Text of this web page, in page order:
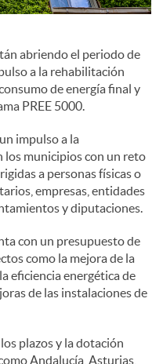
abriendo el periodo de
a la rehabilitación
de energía final y
PREE 5000.
impulso a la
los municipios con un reto
a personas físicas o
empresas, entidades
y diputaciones.
con un presupuesto de
como la mejora de la
eficiencia energética de
de las instalaciones de
plazos y la dotación
Andalucía, Asturias,